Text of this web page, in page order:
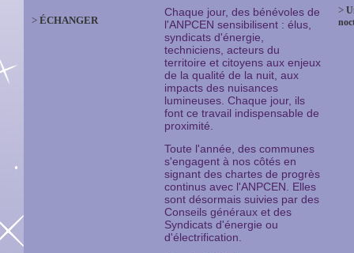
> ÉCHANGER
Chaque jour, des bénévoles de
l'ANPCEN sensibilisent : élus,
syndicats d'énergie,
techniciens, acteurs du
territoire et citoyens aux enjeux
de la qualité de la nuit, aux
impacts des nuisances
lumineuses. Chaque jour, ils
font ce travail indispensable de
proximité.
Toute l'année, des communes
s'engagent à nos côtés en
signant des chartes de progrès
continus avec l'ANPCEN. Elles
sont désormais suivies par des
Conseils généraux et des
Syndicats d'énergie ou
d'électrification.
>